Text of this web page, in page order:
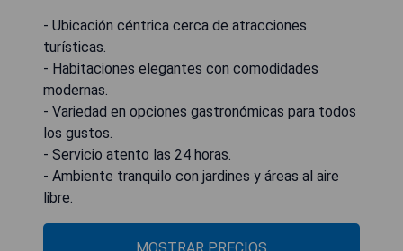
- Ubicación céntrica cerca de atracciones
turísticas.
- Habitaciones elegantes con comodidades
modernas.
- Variedad en opciones gastronómicas para todos
los gustos.
- Servicio atento las 24 horas.
- Ambiente tranquilo con jardines y áreas al aire
libre.